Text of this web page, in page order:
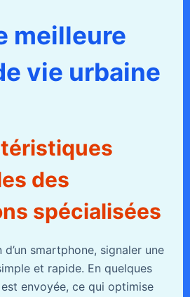
meilleure
vie urbaine
des
spécialisées
d’un smartphone, signaler une
et rapide. En quelques
envoyée, ce qui optimise